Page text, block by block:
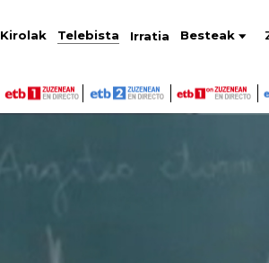
Kirolak Telebista Irratia Besteak